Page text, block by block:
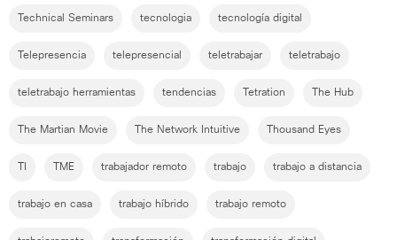
Technical Seminars tecnologia tecnología digital
Telepresencia telepresencial teletrabajar teletrabajo
teletrabajo herramientas tendencias Tetration The Hub
The Martian Movie The Network Intuitive Thousand Eyes
TME trabajador remoto trabajo trabajo a distancia
trabajo en casa trabajo híbrido trabajo remoto